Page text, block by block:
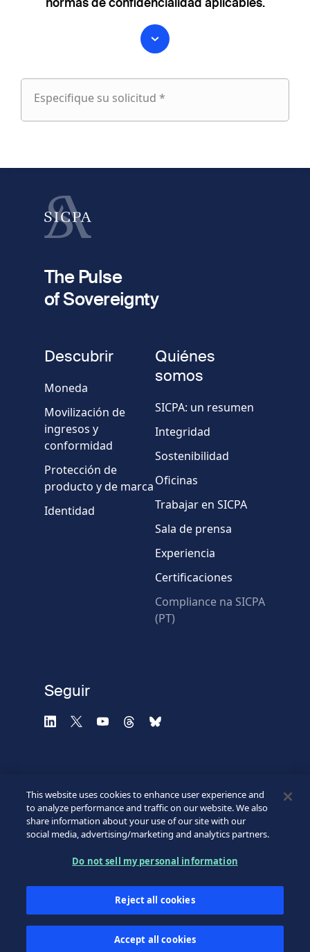
Especifique su solicitud *
Especifique
Apellido
fieldset
teléfono
País
Mensaje
* Campos obligatorios
The Pulse
of Sovereignty
Descubrir
Moneda
Movilización de
ingresos y
conformidad
Protección de
producto y de marca
Identidad
Quiénes
somos
SICPA: un resumen
Integridad
Sostenibilidad
Oficinas
Trabajar en SICPA
Sala de prensa
Experiencia
Certificaciones
Compliance na SICPA
(PT)
Seguir
Footer
©2026 SICPA HOLDING SA.
Política de confidencialidad
Formulario web de confidencialidad
This website uses cookies to enhance user experience and
to analyze performance and traffic on our website. We also
share information about your use of our site with our
social media, advertising/marketing and analytics partners.
Do not sell my personal information
Reject all cookies
Accept all cookies